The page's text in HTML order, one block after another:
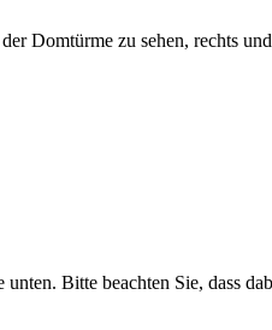
Bitte beachten Sie, dass